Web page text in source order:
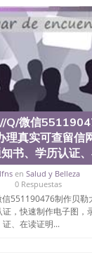
立大学（San
立大学（San
州立大学学位证（
州立大学学位证（
立大学学位证（
立大学（San
立大学（San
立大学（San
立大学（San
立大学学位证（
立大学学位证（
州立大学结业证（
立大学结业证（
立大学结业证（
立大学学位证（
立大学学位证（
立大学学历证书
Q/微信
理真实可查留信
书、学历认证
en Salud y Belleza
0 Respuestas
551190476制作贝勒
，快速制作电子图，
证、在读证明...